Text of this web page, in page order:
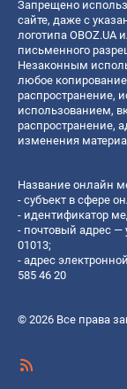
Запрещено
сайте, даже с
логотипа OBOZ.UA
письменного
Незаконным
любое
распространение,
использованием,
распространение,
изменения
Название онлайн
- субъект в сфере
- идентификатор
- почтовый адрес —
01013;
- адрес
585 46 20
© 2026 Все права